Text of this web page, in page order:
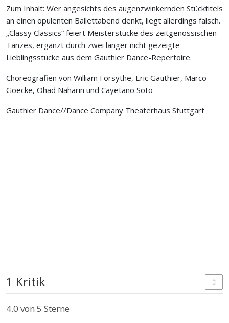
Zum Inhalt: Wer angesichts des augenzwinkernden Stücktitels
an einen opulenten Ballettabend denkt, liegt allerdings falsch.
„Classy Classics“ feiert Meisterstücke des zeitgenössischen
Tanzes, ergänzt durch zwei länger nicht gezeigte
Lieblingsstücke aus dem Gauthier Dance-Repertoire.
Choreografien von William Forsythe, Eric Gauthier, Marco
Goecke, Ohad Naharin und Cayetano Soto
Gauthier Dance//Dance Company Theaterhaus Stuttgart
1 Kritik
4.0 von 5 Sterne